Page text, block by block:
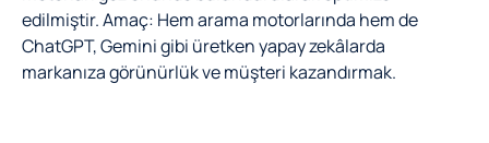
edilmiştir. Amaç: Hem arama motorlarında hem de
ChatGPT, Gemini gibi üretken yapay zekâlarda
markanıza görünürlük ve müşteri kazandırmak.